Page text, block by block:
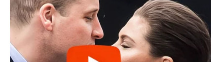
će ih potpuno iznenaditi. Ta poruka može doći od osobe
koju niste zaboravili, iako je prošlo mnogo vremena.
Ako ste u vezi, partner može pokazati koliko mu značite
kroz nežne reči i iskrene emocije.